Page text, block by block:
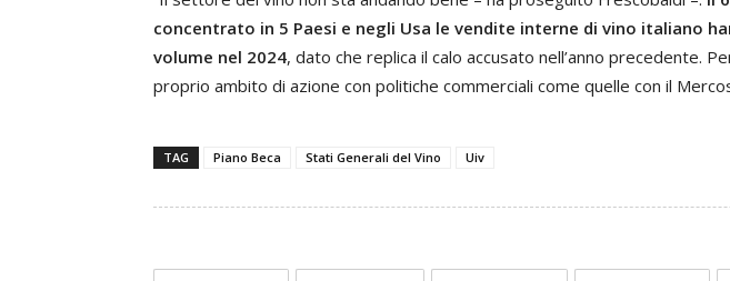
concentrato in 5 Paesi e negli Usa le vendite interne di vino italiano
volume nel 2024, dato che replica il calo accusato nell’anno precedente.
proprio ambito di azione con politiche commerciali come quelle con il
TAG Piano Beca Stati Generali del Vino Uiv